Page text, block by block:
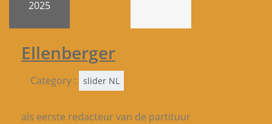
2025
Ellenberger
Category : slider NL
als eerste redacteur van de partituur